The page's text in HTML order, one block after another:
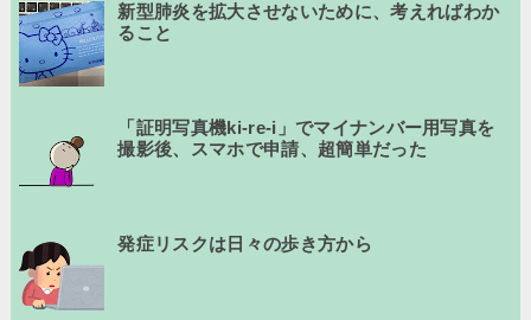
新型肺炎を拡大させないために、考えればわか
ること
「証明写真機ki-re-i」でマイナンバー用写真を
撮影後、スマホで申請、超簡単だった
発症リスクは日々の歩き方から